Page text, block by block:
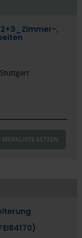
,
MERKLISTE SETZEN